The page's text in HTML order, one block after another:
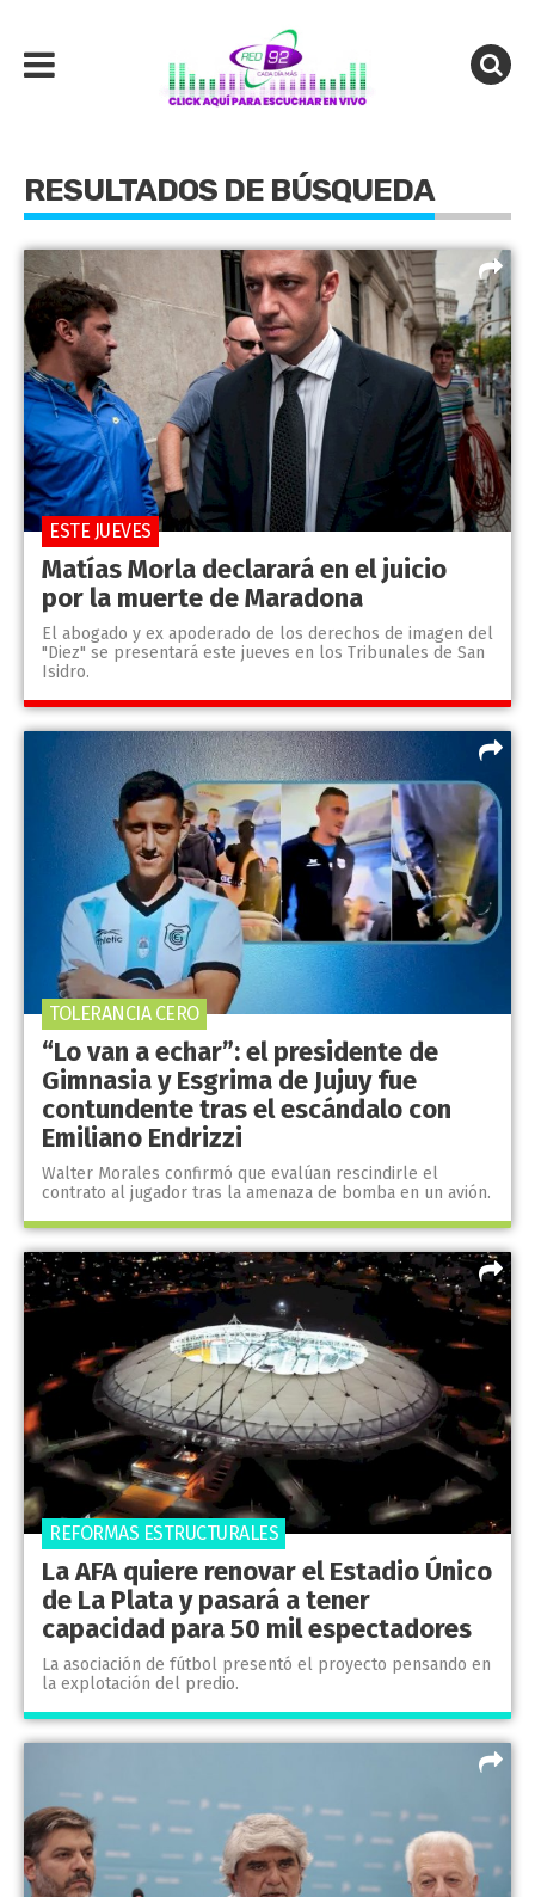
RESULTADOS DE BÚSQUEDA
Matías Morla declarará en el juicio
por la muerte de Maradona
El abogado y ex apoderado de los derechos de imagen del
"Diez" se presentará este jueves en los Tribunales de San
Isidro.
ESTE JUEVES
“Lo van a echar”: el presidente de
Gimnasia y Esgrima de Jujuy fue
contundente tras el escándalo con
Emiliano Endrizzi
Walter Morales confirmó que evalúan rescindirle el
contrato al jugador tras la amenaza de bomba en un avión.
TOLERANCIA CERO
La AFA quiere renovar el Estadio Único
de La Plata y pasará a tener
capacidad para 50 mil espectadores
La asociación de fútbol presentó el proyecto pensando en
la explotación del predio.
REFORMAS ESTRUCTURALES